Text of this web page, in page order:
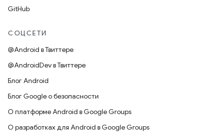
GitHub
СОЦСЕТИ
@Android в Твиттере
@AndroidDev в Твиттере
Блог Android
Блог Google о безопасности
О платформе Android в Google Groups
О разработках для Android в Google Groups